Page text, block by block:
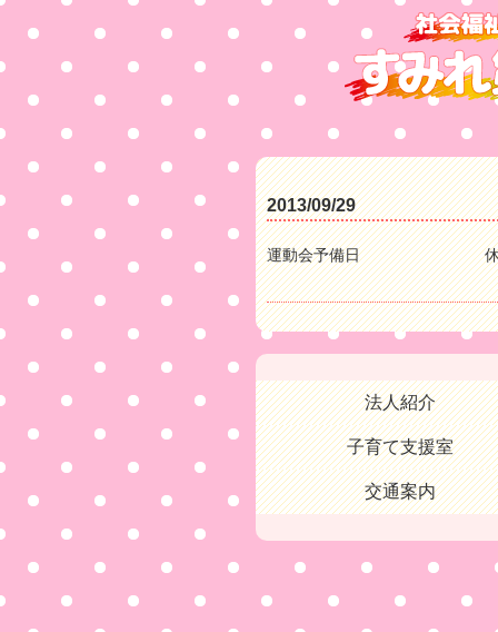
2013/09/29
運動会予備日 休日
法人紹介
子育て支援室
交通案内